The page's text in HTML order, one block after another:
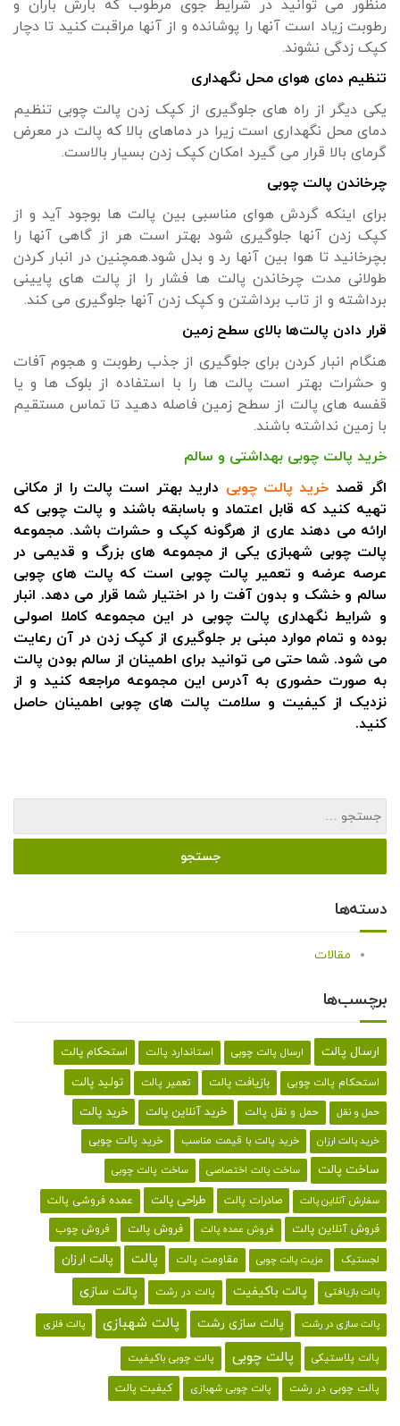
منظور می توانید در شرایط جوی مرطوب که بارش باران و
رطوبت زیاد است آنها را پوشانده و از آنها مراقبت کنید تا دچار
کپک زدگی نشوند.
تنظیم دمای هوای محل نگهداری
یکی دیگر از راه های جلوگیری از کپک زدن پالت چوبی تنظیم
دمای محل نگهداری است زیرا در دماهای بالا که پالت در معرض
گرمای بالا قرار می گیرد امکان کپک زدن بسیار بالاست.
چرخاندن پالت چوبی
برای اینکه گردش هوای مناسبی بین پالت ها بوجود آید و از
کپک زدن آنها جلوگیری شود بهتر است هر از گاهی آنها را
بچرخانید تا هوا بین آنها رد و بدل شود.همچنین در انبار کردن
طولانی مدت چرخاندن پالت ها فشار را از پالت های پایینی
برداشته و از تاب برداشتن و کپک زدن آنها جلوگیری می کند.
قرار دادن پالت‌ها بالای سطح زمین
هنگام انبار کردن برای جلوگیری از جذب رطوبت و هجوم آفات
و حشرات بهتر است پالت ها را با استفاده از بلوک ها و یا
قفسه های پالت از سطح زمین فاصله دهید تا تماس مستقیم
با زمین نداشته باشند.
خرید پالت چوبی بهداشتی و سالم
اگر قصد خرید پالت چوبی دارید بهتر است پالت را از مکانی
تهیه کنید که قابل اعتماد و باسابقه باشند و پالت چوبی که
ارائه می دهند عاری از هرگونه کپک و حشرات باشد. مجموعه
پالت چوبی شهبازی یکی از مجموعه های بزرگ و قدیمی در
عرصه عرضه و تعمیر پالت چوبی است که پالت های چوبی
سالم و خشک و بدون آفت را در اختیار شما قرار می دهد. انبار
و شرایط نگهداری پالت چوبی در این مجموعه کاملا اصولی
بوده و تمام موارد مبنی بر جلوگیری از کپک زدن در آن رعایت
می شود. شما حتی می توانید برای اطمینان از سالم بودن پالت
به صورت حضوری به آدرس این مجموعه مراجعه کنید و از
نزدیک از کیفیت و سلامت پالت های چوبی اطمینان حاصل
کنید.
دسته‌ها
مقالات
برچسب‌ها
ارسال پالت ارسال پالت چوبی استاندارد پالت استحکام پالت
استحکام پالت چوبی بازیافت پالت تعمیر پالت تولید پالت
حمل و نقل حمل و نقل پالت خرید آنلاین پالت خرید پالت
خرید پالت ارزان خرید پالت با قیمت مناسب خرید پالت چوبی
ساخت پالت ساخت پالت اختصاصی ساخت پالت چوبی
سفارش آنلاین پالت صادرات پالت طراحی پالت عمده فروشی پالت
فروش آنلاین پالت فروش عمده پالت فروش پالت فروش چوب
لجستیک مزیت پالت چوبی مقاومت پالت پالت پالت ارزان
پالت بازیافتی پالت باکیفیت پالت در رشت پالت سازی
پالت سازی در رشت پالت سازی رشت پالت شهبازی پالت فلزی
پالت پلاستیکی پالت چوبی پالت چوبی باکیفیت
پالت چوبی در رشت پالت چوبی شهبازی کیفیت پالت